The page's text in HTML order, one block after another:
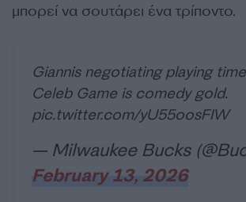
μπορεί να σουτάρει ένα τρίποντο.
Giannis negotiating playing
Celeb Game is comedy gold.
pic.twitter.com/yU55oosFIW
— Milwaukee Bucks
February 13, 2026